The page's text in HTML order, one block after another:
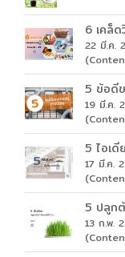
6 เคล็
22 มี.ค.
5 ข้อดี
19 มี.ค.
5 ไอเ
17 มี.ค.
5 ปลูกต้
13 ก.พ.